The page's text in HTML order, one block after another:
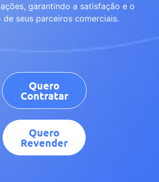
garantindo a satisfação e o
de seus parceiros comerciais.
Quero
Contratar
Quero
Revender